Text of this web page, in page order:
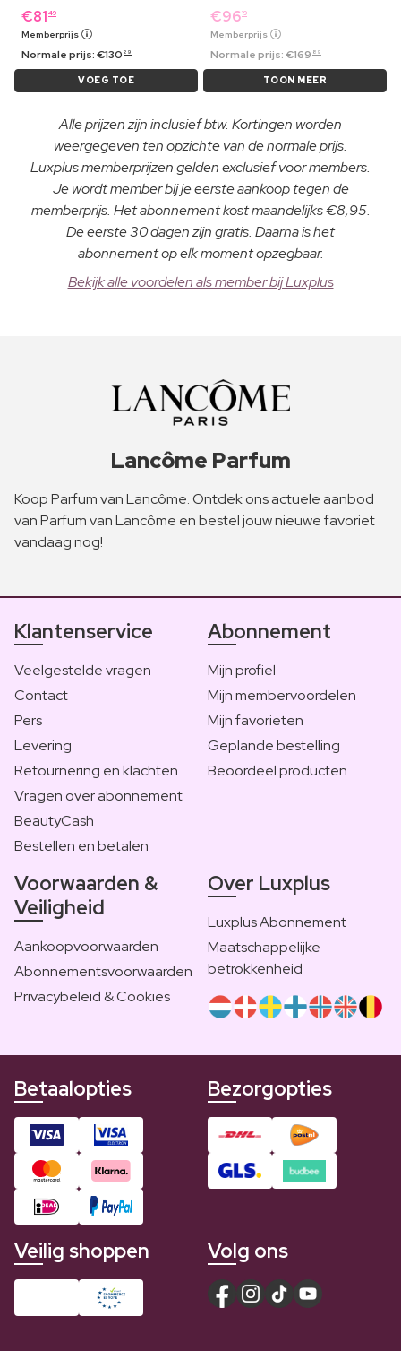
€81 49
Memberprijs
Normale prijs:€130 29
VOEG TOE
€9619
Memberprijs
Normale prijs:€169 89
TOON MEER
Alle prijzen zijn inclusief btw. Kortingen worden
weergegeven ten opzichte van de normale prijs.
Luxplus memberprijzen gelden exclusief voor members.
Je wordt member bij je eerste aankoop tegen de
memberprijs. Het abonnement kost maandelijks €8,95.
De eerste 30 dagen zijn gratis. Daarna is het
abonnement op elk moment opzegbaar.
Bekijk alle voordelen als member bij Luxplus
Lancôme Parfum
Koop Parfum van Lancôme. Ontdek ons actuele aanbod
van Parfum van Lancôme en bestel jouw nieuwe favoriet
vandaag nog!
Klantenservice
Veelgestelde vragen
Contact
Pers
Levering
Retournering en klachten
Vragen over abonnement
BeautyCash
Bestellen en betalen
Abonnement
Mijn profiel
Mijn membervoordelen
Mijn favorieten
Geplande bestelling
Beoordeel producten
Voorwaarden &
Veiligheid
Aankoopvoorwaarden
Abonnementsvoorwaarden
Privacybeleid & Cookies
Over Luxplus
Luxplus Abonnement
Maatschappelijke
betrokkenheid
Betaalopties Bezorgopties
Veilig shoppen Volg ons